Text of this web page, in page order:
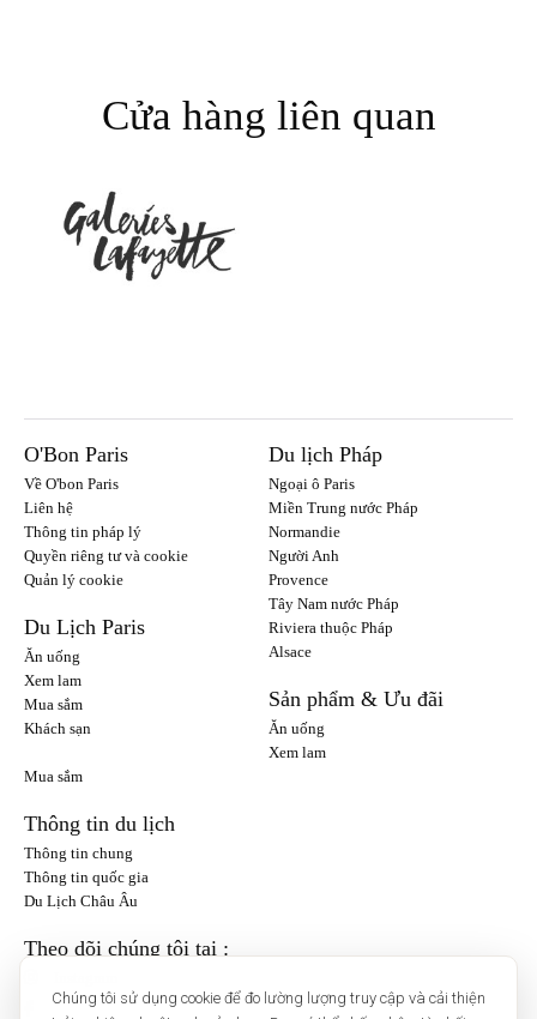
Chúng tôi sử dụng cookie để đo lường lượng truy cập và cải thiện
Cửa hàng liên quan
O'Bon Paris
Về O'bon Paris
Liên hệ
Thông tin pháp lý
Quyền riêng tư và cookie
Quản lý cookie
Du Lịch Paris
Ăn uống
Xem lam
Mua sắm
Khách sạn
Du lịch Pháp
Ngoại ô Paris
Miền Trung nước Pháp
Normandie
Người Anh
Provence
Tây Nam nước Pháp
Riviera thuộc Pháp
Alsace
Sản phẩm & Ưu đãi
Ăn uống
Xem lam
Mua sắm
Thông tin du lịch
Thông tin chung
Thông tin quốc gia
Du Lịch Châu Âu
Theo dõi chúng tôi tại :